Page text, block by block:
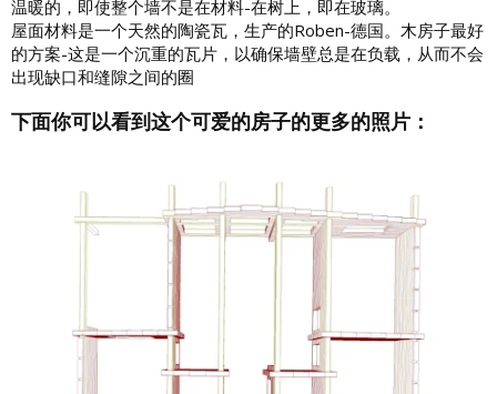
温暖的，即使整个墙不是在材料-在树上，即在玻璃。
屋面材料是一个天然的陶瓷瓦，生产的Roben-德国。木房子最好
的方案-这是一个沉重的瓦片，以确保墙壁总是在负载，从而不会
出现缺口和缝隙之间的圈
下面你可以看到这个可爱的房子的更多的照片：